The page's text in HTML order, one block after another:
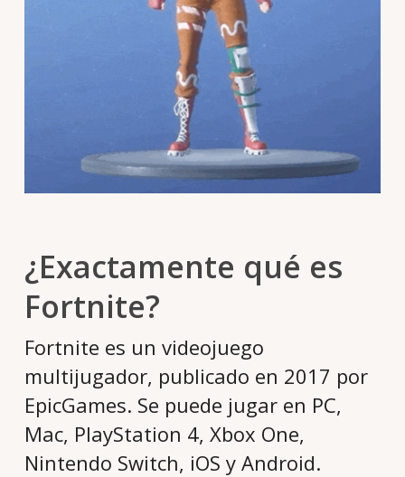
¿Exactamente qué es
Fortnite?
Fortnite es un videojuego
multijugador, publicado en 2017 por
EpicGames. Se puede jugar en PC,
Mac, PlayStation 4, Xbox One,
Nintendo Switch, iOS y Android.